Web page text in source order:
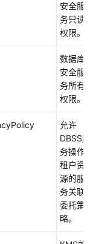
安全服
务只读
权限。
数据库
安全服
务所有
权限。
允许
DBSS服
务操作
租户资
源的服
务关联
委托策
略。